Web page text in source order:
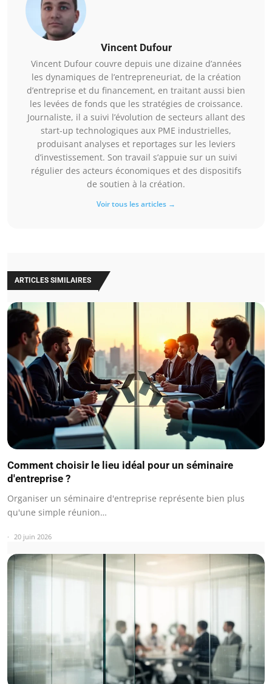
Vincent Dufour
Vincent Dufour couvre depuis une dizaine d’années
les dynamiques de l’entrepreneuriat, de la création
d’entreprise et du financement, en traitant aussi bien
les levées de fonds que les stratégies de croissance.
Journaliste, il a suivi l’évolution de secteurs allant des
start-up technologiques aux PME industrielles,
produisant analyses et reportages sur les leviers
d’investissement. Son travail s’appuie sur un suivi
régulier des acteurs économiques et des dispositifs
de soutien à la création.
Voir tous les articles →
ARTICLES SIMILAIRES
Comment choisir le lieu idéal pour un séminaire
d'entreprise ?
Organiser un séminaire d'entreprise représente bien plus
qu'une simple réunion…
20 juin 2026